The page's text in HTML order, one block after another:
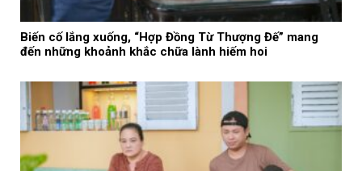
Biến cố lắng xuống, “Hợp Đồng Từ Thượng Đế” mang
đến những khoảnh khắc chữa lành hiếm hoi